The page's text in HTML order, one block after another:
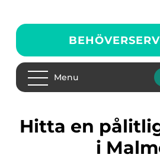
Menu
Hitta en pålitlig låssmed
i